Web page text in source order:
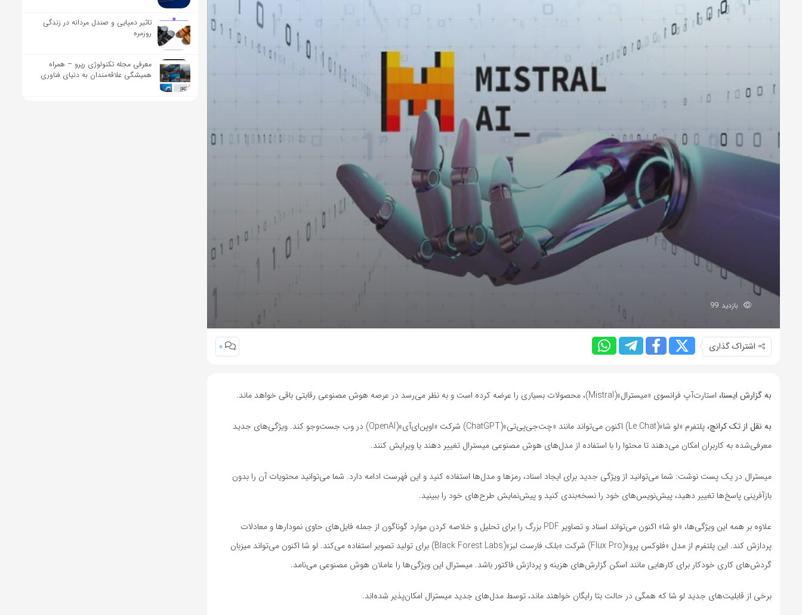
بازدید 99
اشتراک گذاری 0
به گزارش ایسنا، استارت‌آپ فرانسوی «میسترال»(Mistral)، محصولات بسیاری را عرضه کرده است و به نظر می‌رسد در عرصه هوش مصنوعی رقابتی باقی خواهد ماند.
به نقل از تک کرانچ،
پلتفرم «لو شا»(Le Chat) اکنون می‌تواند مانند «چت‌جی‌پی‌تی»(ChatGPT) شرکت «اوپن‌ای‌آی»(OpenAI) در وب جست‌وجو کند. ویژگی‌های جدید
معرفی‌شده به کاربران امکان می‌دهند تا محتوا را با استفاده از مدل‌های هوش مصنوعی میسترال تغییر دهند یا ویرایش کنند.
میسترال در یک پست نوشت: شما می‌توانید از ویژگی جدید برای ایجاد اسناد، رمزها و مدل‌ها استفاده کنید و این فهرست ادامه دارد. شما می‌توانید محتویات آن را بدون
بازآفرینی پاسخ‌ها تغییر دهید، پیش‌نویس‌های خود را نسخه‌بندی کنید و پیش‌نمایش طرح‌های خود را ببینید.
علاوه بر همه این ویژگی‌ها، «لو شا» اکنون می‌تواند اسناد و تصاویر PDF بزرگ را برای تحلیل و خلاصه کردن موارد گوناگون از جمله فایل‌های حاوی نمودارها و معادلات
پردازش کند. این پلتفرم از مدل «فلوکس پرو»(Flux Pro) شرکت «بلک فارست لبز»(Black Forest Labs) برای تولید تصویر استفاده می‌کند. لو شا اکنون می‌تواند میزبان
گردش‌های کاری خودکار برای کارهایی مانند اسکن گزارش‌های هزینه و پردازش فاکتور باشد. میسترال این ویژگی‌ها را عاملان هوش مصنوعی می‌نامد.
برخی از قابلیت‌های جدید لو شا که همگی در حالت بتا رایگان خواهند ماند، توسط مدل‌های جدید میسترال امکان‌پذیر شده‌اند.
تاثیر دمپایی و صندل مردانه در زندگی
روزمره
معرفی مجله تکنولوژی رپرو – همراه
همیشگی علاقه‌مندان به دنیای فناوری